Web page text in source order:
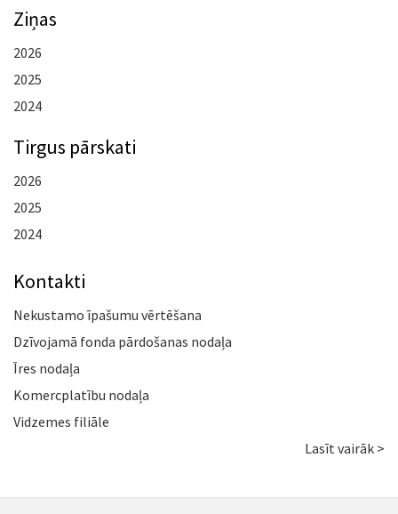
Ziņas
2026
2025
2024
Tirgus pārskati
2026
2025
2024
Kontakti
Nekustamo īpašumu vērtēšana
Dzīvojamā fonda pārdošanas nodaļa
Īres nodaļa
Komercplatību nodaļa
Vidzemes filiāle
Lasīt vairāk >